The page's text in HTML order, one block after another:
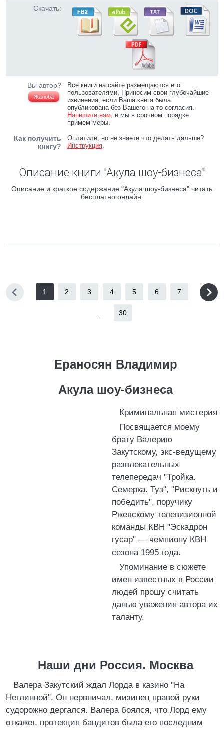
Скачать:
Вы автор?
Жалоба
Все книги на сайте размещаются его
пользователями. Приносим свои глубочайшие
извинения, если Ваша книга была
опубликована без Вашего на то согласия.
Напишите нам, и мы в срочном порядке
примем меры.
Как получить
книгу?
Оплатили, но не знаете что делать дальше?
Инструкция.
Описание книги "Акула шоу-бизнеса"
Описание и краткое содержание "Акула шоу-бизнеса" читать
бесплатно онлайн.
1 2 3 4 5 6 7
30
Ераносян Владимир
Акула шоу-бизнеса
Криминальная мистерия
Посвящается моему
брату Валерию
Закутскому, экс-ведущему
развлекательных
телепередач "Тройка.
Семерка. Туз", "Рискнуть и
победить", поручику
Ржевскому телевизионной
команды КВН "Эскадрон
гусар" — чемпиону КВН
сезона 1995 года.
Упоминание в сюжете
имен известных в России
людей прошу считать
данью уважения автора их
таланту.
Наши дни Россия. Москва
Валера Закутский ждал Лорда в казино "На
Неглинной". Он нервничал, мизинец правой руки
судорожно дергался. Валера боялся, что Лорд ему
откажет, протекция бандитов была его последним